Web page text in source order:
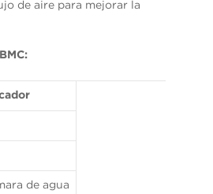
de aire para mejorar la
de agua